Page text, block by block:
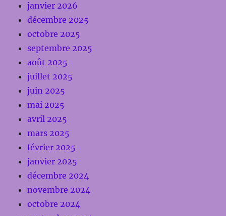
janvier 2026
décembre 2025
octobre 2025
septembre 2025
août 2025
juillet 2025
juin 2025
mai 2025
avril 2025
mars 2025
février 2025
janvier 2025
décembre 2024
novembre 2024
octobre 2024